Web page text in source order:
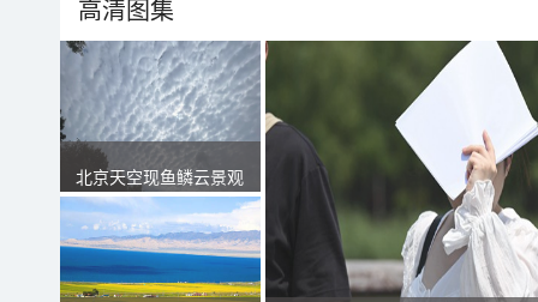
高清图集
北京天空现鱼鳞云景观